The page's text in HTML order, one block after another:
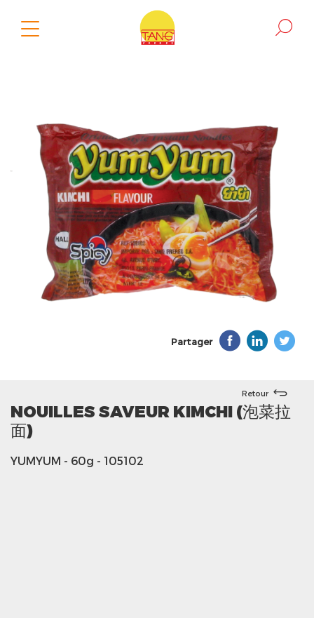
Partager
Retour
NOUILLES SAVEUR KIMCHI (泡菜拉
面)
YUMYUM - 60g - 105102